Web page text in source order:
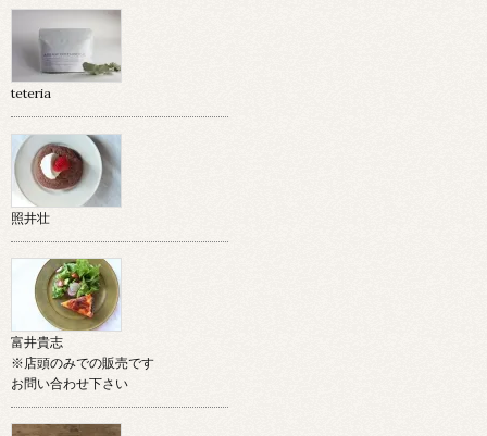
teteria
照井壮
富井貴志
※店頭のみでの販売です
お問い合わせ下さい